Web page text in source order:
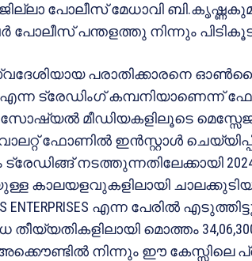
പോലീസ് മേധാവി
പന്തളത്തു നിന്നും
സ്വദേശിയായ പരാതിക്കാരനെ
എന്ന ട്രേഡിംഗ്
സോഷ്യൽ മീഡിയകളിലൂടെ മെസ്സേജ്
ഫോണിൽ ഇൻസ്റ്റാൾ
നടത്തുന്നതിലേക്കായി
കാലയളവുകളിലായി
എന്ന പേരിൽ
തീയ്യതികളിലായി മൊത്തം
നിന്നും ഈ കേസ്സിലെ